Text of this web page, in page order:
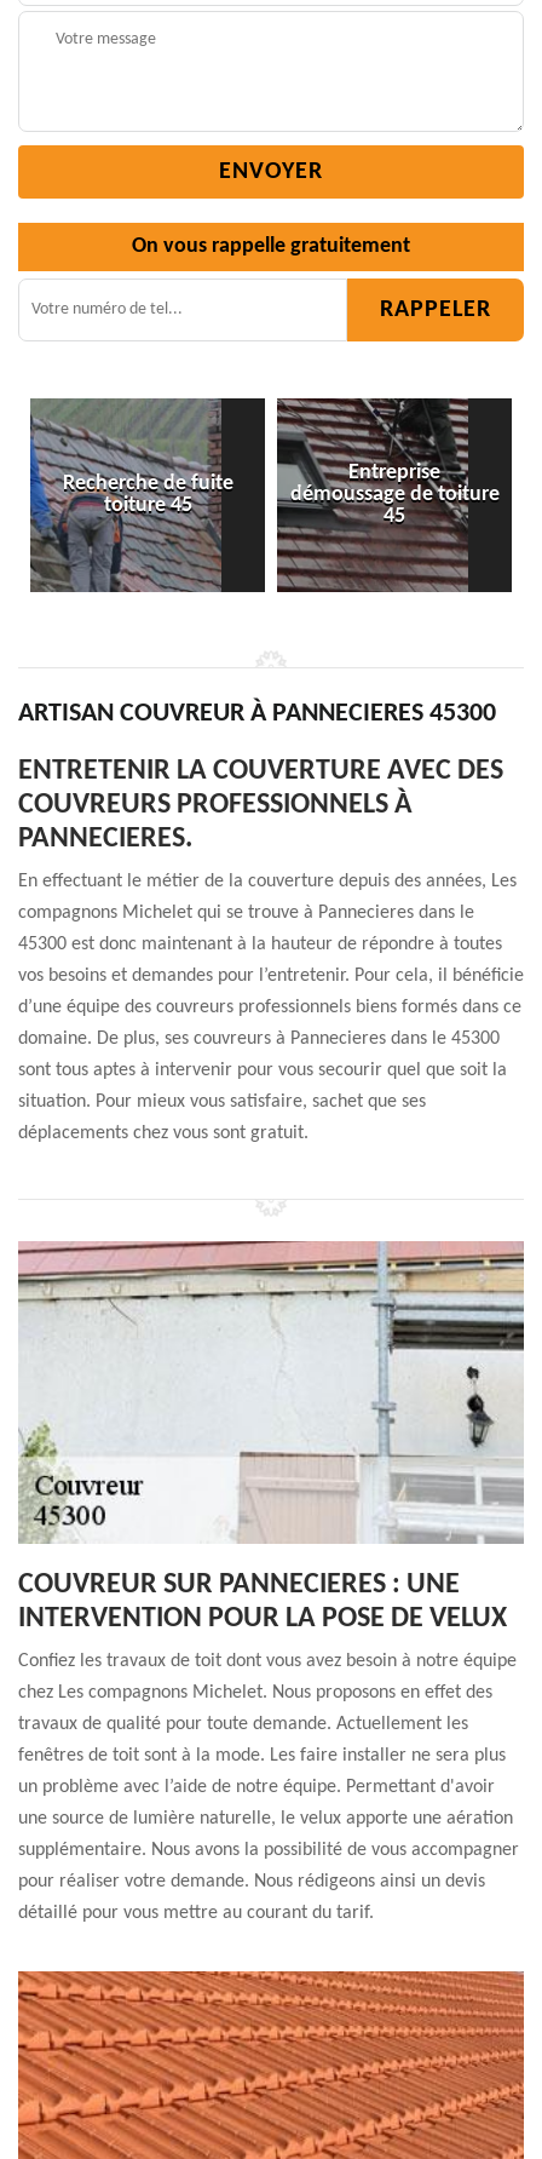
On vous rappelle gratuitement
Entreprise
démoussage de toiture
45
Isolation toiture 45
ARTISAN COUVREUR À PANNECIERES 45300
ENTRETENIR LA COUVERTURE AVEC DES
COUVREURS PROFESSIONNELS À
PANNECIERES.
En effectuant le métier de la couverture depuis des années, Les
compagnons Michelet qui se trouve à Pannecieres dans le
45300 est donc maintenant à la hauteur de répondre à toutes
vos besoins et demandes pour l’entretenir. Pour cela, il bénéficie
d’une équipe des couvreurs professionnels biens formés dans ce
domaine. De plus, ses couvreurs à Pannecieres dans le 45300
sont tous aptes à intervenir pour vous secourir quel que soit la
situation. Pour mieux vous satisfaire, sachet que ses
déplacements chez vous sont gratuit.
COUVREUR SUR PANNECIERES : UNE
INTERVENTION POUR LA POSE DE VELUX
Confiez les travaux de toit dont vous avez besoin à notre équipe
chez Les compagnons Michelet. Nous proposons en effet des
travaux de qualité pour toute demande. Actuellement les
fenêtres de toit sont à la mode. Les faire installer ne sera plus
un problème avec l’aide de notre équipe. Permettant d'avoir
une source de lumière naturelle, le velux apporte une aération
supplémentaire. Nous avons la possibilité de vous accompagner
pour réaliser votre demande. Nous rédigeons ainsi un devis
détaillé pour vous mettre au courant du tarif.